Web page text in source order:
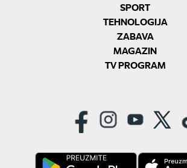
SPORT
TEHNOLOGIJA
ZABAVA
MAGAZIN
TV PROGRAM